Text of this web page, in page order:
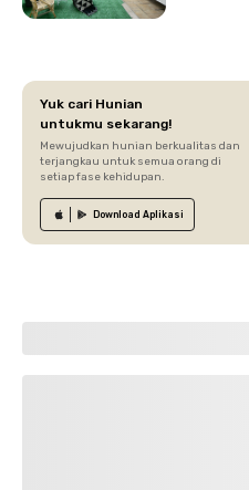
Yuk cari Hunian
untukmu sekarang!
Mewujudkan hunian berkualitas dan
terjangkau untuk semua orang di
setiap fase kehidupan.
Download Aplikasi